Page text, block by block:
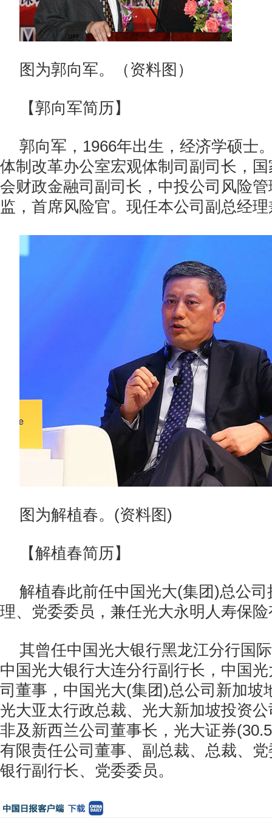
图为郭向军。（资料图）
【郭向军简历】
郭向军，1966年出生，经济学硕士
体制改革办公室宏观体制司副司长，
会财政金融司副司长，中投公司风险
监，首席风险官。现任本公司副总经
图为解植春。(资料图)
【解植春简历】
解植春此前任中国光大(集团)总公
理、党委委员，兼任光大永明人寿保
其曾任中国光大银行黑龙江分行国
中国光大银行大连分行副行长，中国
司董事，中国光大(集团)总公司新加坡
光大亚太行政总裁、光大新加坡投资
非及新西兰公司董事长，光大证券
有限责任公司董事、副总裁、总裁、
银行副行长、党委委员。